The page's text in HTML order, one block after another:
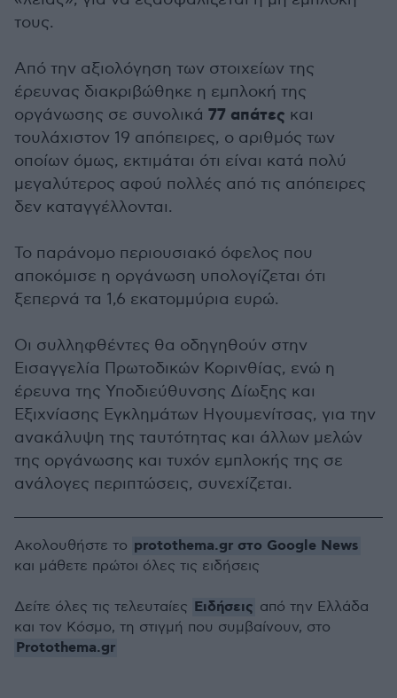
τους.
Από την αξιολόγηση των στοιχείων της
έρευνας διακριβώθηκε η εμπλοκή της
οργάνωσης σε συνολικά 77 απάτες και
τουλάχιστον 19 απόπειρες, ο αριθμός των
οποίων όμως, εκτιμάται ότι είναι κατά πολύ
μεγαλύτερος αφού πολλές από τις απόπειρες
δεν καταγγέλλονται.
Το παράνομο περιουσιακό όφελος που
αποκόμισε η οργάνωση υπολογίζεται ότι
ξεπερνά τα 1,6 εκατομμύρια ευρώ.
Οι συλληφθέντες θα οδηγηθούν στην
Εισαγγελία Πρωτοδικών Κορινθίας, ενώ η
έρευνα της Υποδιεύθυνσης Δίωξης και
Εξιχνίασης Εγκλημάτων Ηγουμενίτσας, για την
ανακάλυψη της ταυτότητας και άλλων μελών
της οργάνωσης και τυχόν εμπλοκής της σε
ανάλογες περιπτώσεις, συνεχίζεται.
Ακολουθήστε το protothema.gr στο Google News
και μάθετε πρώτοι όλες τις ειδήσεις
Δείτε όλες τις τελευταίες Ειδήσεις από την Ελλάδα
και τον Κόσμο, τη στιγμή που συμβαίνουν, στο
Protothema.gr